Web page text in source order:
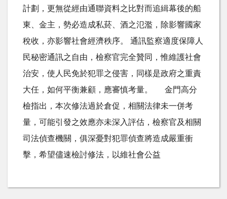
計劃，更無從經由通聯資料之比對而追緝幕後的船
東、金主，勢必造成私菸、酒之氾濫，除影響國家
稅收，亦影響社會經濟秩序。 通訊監察適度保障人
民秘密通訊之自由，檢察官完全贊同，惟維護社會
治安，使人民免於犯罪之侵害，同樣是政府之重責
大任，如何平衡兼顧，應審慎考量。 金門高分
檢指出，本次修法過於倉促，相關法律未一併考
量，可能引發之效應亦未深入評估，檢察官及相關
司法偵查機關，俱深憂對犯罪偵查將造成嚴重衝
擊，希望儘速檢討修法，以維社會公益